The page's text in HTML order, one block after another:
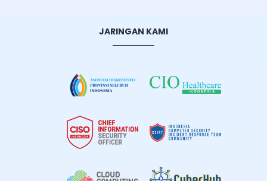
JARINGAN KAMI